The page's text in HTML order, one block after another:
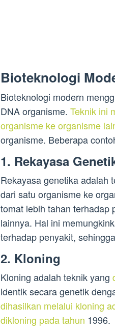
Bioteknologi
Bioteknologi modern
DNA organisme. Teknik ini
organisme ke organisme
organisme. Beberapa
1. Rekayasa
Rekayasa genetika adalah
dari satu organisme ke
tomat lebih tahan terhadap
lainnya. Hal ini
terhadap penyakit,
2. Kloning
Kloning adalah teknik yang
identik secara genetik
dihasilkan melalui kloning
dikloning pada tahun 1996.